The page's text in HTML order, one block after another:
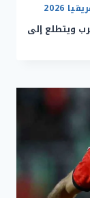
2026
ويتطلع إلى